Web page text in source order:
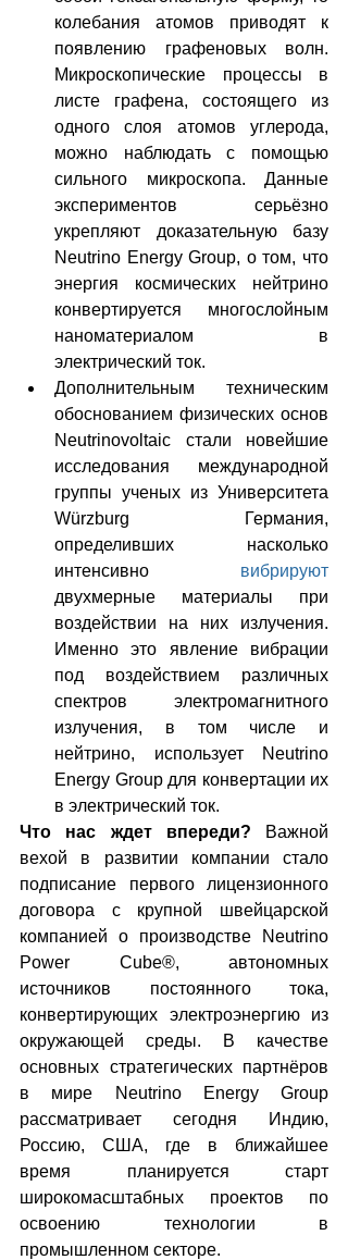
колебания атомов приводят к
появлению графеновых волн.
Микроскопические процессы в
листе графена, состоящего из
одного слоя атомов углерода,
можно наблюдать с помощью
сильного микроскопа. Данные
экспериментов серьёзно
укрепляют доказательную базу
Neutrino Energy Group, о том, что
энергия космических нейтрино
конвертируется многослойным
наноматериалом в
электрический ток.
Дополнительным техническим
обоснованием физических основ
Neutrinovoltaic стали новейшие
исследования международной
группы ученых из Университета
Würzburg Германия,
определивших насколько
интенсивно вибрируют
двухмерные материалы при
воздействии на них излучения.
Именно это явление вибрации
под воздействием различных
спектров электромагнитного
излучения, в том числе и
нейтрино, использует Neutrino
Energy Group для конвертации их
в электрический ток.
Что нас ждет впереди? Важной
вехой в развитии компании стало
подписание первого лицензионного
договора с крупной швейцарской
компанией о производстве Neutrino
Power Cube®, автономных
источников постоянного тока,
конвертирующих электроэнергию из
окружающей среды. В качестве
основных стратегических партнёров
в мире Neutrino Energy Group
рассматривает сегодня Индию,
Россию, США, где в ближайшее
время планируется старт
широкомасштабных проектов по
освоению технологии в
промышленном секторе.